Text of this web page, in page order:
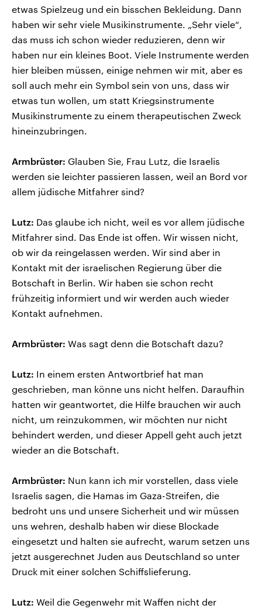
etwas Spielzeug und ein bisschen Bekleidung. Dann
haben wir sehr viele Musikinstrumente. „Sehr viele“,
das muss ich schon wieder reduzieren, denn wir
haben nur ein kleines Boot. Viele Instrumente werden
hier bleiben müssen, einige nehmen wir mit, aber es
soll auch mehr ein Symbol sein von uns, dass wir
etwas tun wollen, um statt Kriegsinstrumente
Musikinstrumente zu einem therapeutischen Zweck
hineinzubringen.
Armbrüster: Glauben Sie, Frau Lutz, die Israelis
werden sie leichter passieren lassen, weil an Bord vor
allem jüdische Mitfahrer sind?
Lutz: Das glaube ich nicht, weil es vor allem jüdische
Mitfahrer sind. Das Ende ist offen. Wir wissen nicht,
ob wir da reingelassen werden. Wir sind aber in
Kontakt mit der israelischen Regierung über die
Botschaft in Berlin. Wir haben sie schon recht
frühzeitig informiert und wir werden auch wieder
Kontakt aufnehmen.
Armbrüster: Was sagt denn die Botschaft dazu?
Lutz: In einem ersten Antwortbrief hat man
geschrieben, man könne uns nicht helfen. Daraufhin
hatten wir geantwortet, die Hilfe brauchen wir auch
nicht, um reinzukommen, wir möchten nur nicht
behindert werden, und dieser Appell geht auch jetzt
wieder an die Botschaft.
Armbrüster: Nun kann ich mir vorstellen, dass viele
Israelis sagen, die Hamas im Gaza-Streifen, die
bedroht uns und unsere Sicherheit und wir müssen
uns wehren, deshalb haben wir diese Blockade
eingesetzt und halten sie aufrecht, warum setzen uns
jetzt ausgerechnet Juden aus Deutschland so unter
Druck mit einer solchen Schiffslieferung.
Lutz: Weil die Gegenwehr mit Waffen nicht der